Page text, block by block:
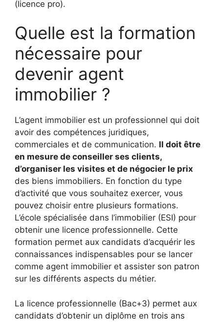
(licence pro).
Quelle est la formation
nécessaire pour
devenir agent
immobilier ?
L’agent immobilier est un professionnel qui doit
avoir des compétences juridiques,
commerciales et de communication. Il doit être
en mesure de conseiller ses clients,
d’organiser les visites et de négocier le prix
des biens immobiliers. En fonction du type
d’activité que vous souhaitez exercer, vous
pouvez choisir entre plusieurs formations.
L’école spécialisée dans l’immobilier (ESI) pour
obtenir une licence professionnelle. Cette
formation permet aux candidats d’acquérir les
connaissances indispensables pour se lancer
comme agent immobilier et assister son patron
sur les différents aspects du métier.
La licence professionnelle (Bac+3) permet aux
candidats d’obtenir un diplôme en trois ans